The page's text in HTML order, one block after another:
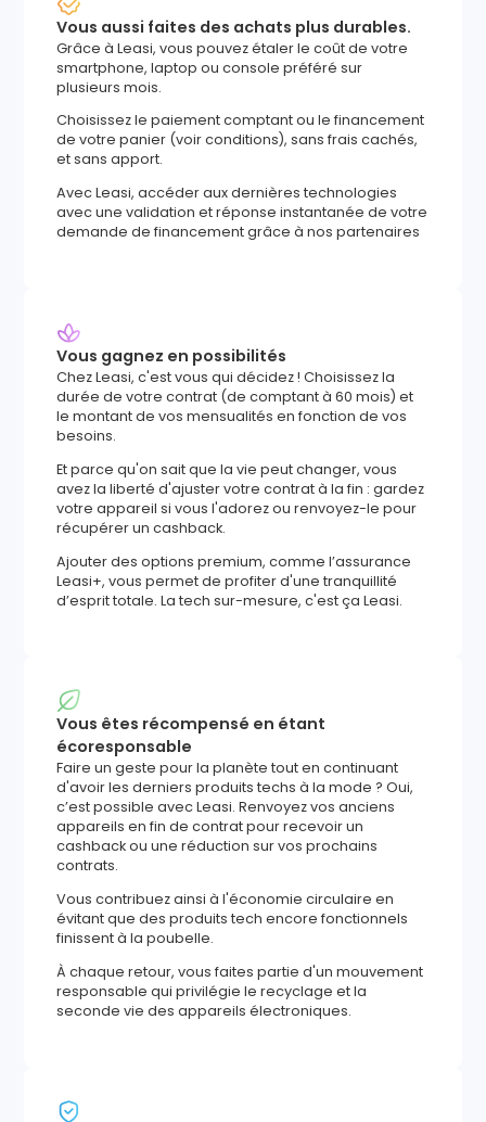
Vous aussi faites des achats plus durables.
Grâce à Leasi, vous pouvez étaler le coût de votre
smartphone, laptop ou console préféré sur
plusieurs mois.
Choisissez le paiement comptant ou le financement
de votre panier (voir conditions), sans frais cachés,
et sans apport.
Avec Leasi, accéder aux dernières technologies
avec une validation et réponse instantanée de votre
demande de financement grâce à nos partenaires
Vous gagnez en possibilités
Chez Leasi, c'est vous qui décidez ! Choisissez la
durée de votre contrat (de comptant à 60 mois) et
le montant de vos mensualités en fonction de vos
besoins.
Et parce qu'on sait que la vie peut changer, vous
avez la liberté d'ajuster votre contrat à la fin : gardez
votre appareil si vous l'adorez ou renvoyez-le pour
récupérer un cashback.
Ajouter des options premium, comme l’assurance
Leasi+, vous permet de profiter d'une tranquillité
d’esprit totale. La tech sur-mesure, c'est ça Leasi.
Vous êtes récompensé en étant
écoresponsable
Faire un geste pour la planète tout en continuant
d'avoir les derniers produits techs à la mode ? Oui,
c’est possible avec Leasi. Renvoyez vos anciens
appareils en fin de contrat pour recevoir un
cashback ou une réduction sur vos prochains
contrats.
Vous contribuez ainsi à l'économie circulaire en
évitant que des produits tech encore fonctionnels
finissent à la poubelle.
À chaque retour, vous faites partie d'un mouvement
responsable qui privilégie le recyclage et la
seconde vie des appareils électroniques.